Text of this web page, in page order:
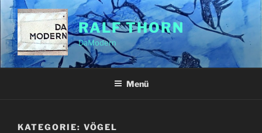
Zum
Inhalt
springen
RALF THORN
DaModern
Menü
KATEGORIE: VÖGEL